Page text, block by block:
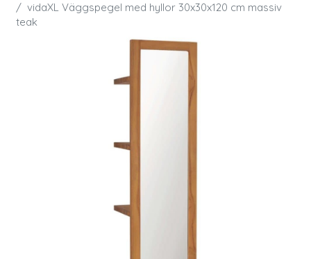
vidaXL Väggspegel med hyllor 30x30x120 cm massiv
teak